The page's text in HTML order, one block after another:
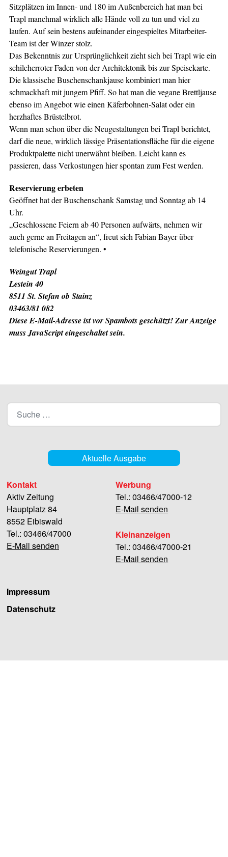
Sitzplätzen im Innen- und 180 im Außenbereich hat man bei
Trapl manchmal wirklich alle Hände voll zu tun und viel zu
laufen. Auf sein bestens aufeinander eingespieltes Mitarbeiter-
Team ist der Winzer stolz.
Das Bekenntnis zur Ursprünglichkeit zieht sich bei Trapl wie ein
schilcherroter Faden von der Architektonik bis zur Speisekarte.
Die klassische Buschenschankjause kombiniert man hier
schmackhaft mit jungem Pfiff. So hat man die vegane Brettljause
ebenso im Angebot wie einen Käferbohnen-Salat oder ein
herzhaftes Brüstelbrot.
Wenn man schon über die Neugestaltungen bei Trapl berichtet,
darf die neue, wirklich lässige Präsentationsfläche für die eigene
Produktpalette nicht unerwähnt bleiben. Leicht kann es
passieren, dass Verkostungen hier spontan zum Fest werden.
Reservierung erbeten
Geöffnet hat der Buschenschank Samstag und Sonntag ab 14
Uhr.
„Geschlossene Feiern ab 40 Personen aufwärts, nehmen wir
auch gerne an Freitagen an“, freut sich Fabian Bayer über
telefonische Reservierungen. •
Weingut Trapl
Lestein 40
8511 St. Stefan ob Stainz
03463/81 082
Diese E-Mail-Adresse ist vor Spambots geschützt! Zur Anzeige
muss JavaScript eingeschaltet sein.
Aktuelle Ausgabe
Kontakt
Aktiv Zeitung
Hauptplatz 84
8552 Eibiswald
Tel.: 03466/47000
E-Mail senden
Werbung
Tel.: 03466/47000-12
E-Mail senden
Kleinanzeigen
Tel.: 03466/47000-21
E-Mail senden
Impressum
Datenschutz